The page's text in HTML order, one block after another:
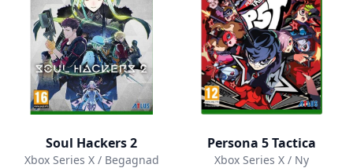
Soul Hackers 2
Xbox Series X / Begagnad
Persona 5 Tactica
Xbox Series X / Ny